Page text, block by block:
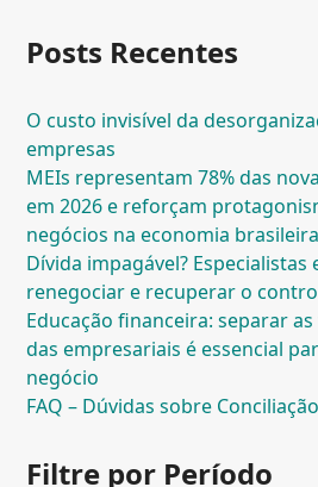
Posts Recentes
O custo invisível da
empresas
MEIs representam 78% das
em 2026 e reforçam
negócios na economia brasileira
Dívida impagável? Especialistas
renegociar e recuperar o
Educação financeira: separar
das empresariais é essencial
negócio
FAQ – Dúvidas sobre
Filtre por Período